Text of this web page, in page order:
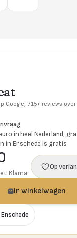
Google, 715+ reviews over
in heel Nederland,
in Enschede is gratis
Klarna
Op
In winkelwagen